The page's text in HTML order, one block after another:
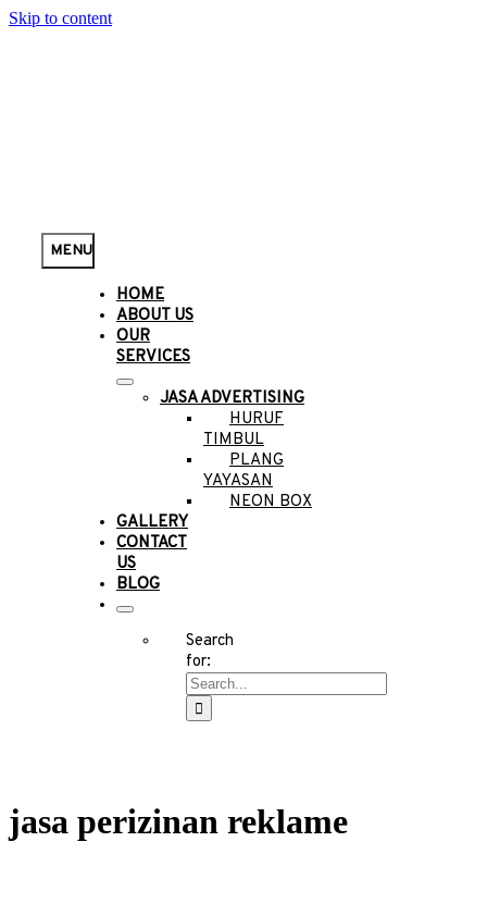
Skip to content
MENU
HOME
ABOUT US
OUR
SERVICES
JASA ADVERTISING
HURUF
TIMBUL
PLANG
YAYASAN
NEON BOX
GALLERY
CONTACT
US
BLOG
Search
for:
jasa perizinan reklame